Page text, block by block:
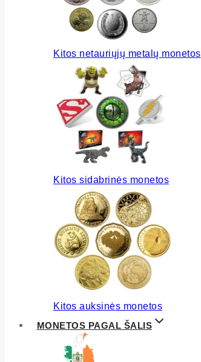
Kitos netauriųjų metalų monetos
Kitos sidabrinės monetos
Kitos auksinės monetos
MONETOS PAGAL ŠALIS